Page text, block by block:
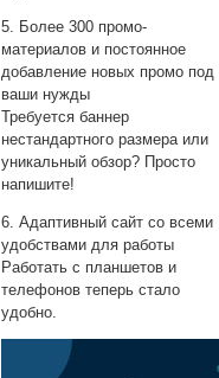
5. Более 300 промо-
материалов и постоянное
добавление новых промо под
ваши нужды
Требуется баннер
нестандартного размера или
уникальный обзор? Просто
напишите!
6. Адаптивный сайт со всеми
удобствами для работы
Работать с планшетов и
телефонов теперь стало
удобно.